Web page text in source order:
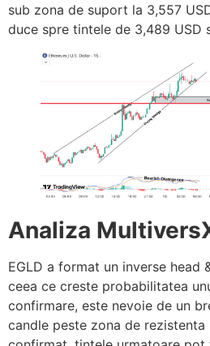
sub zona de suport la 3,557
duce spre tintele de 3,489 USD
Analiza
EGLD a format un inverse head
ceea ce creste probabilitatea
confirmare, este nevoie de un
candle peste zona de rezistenta